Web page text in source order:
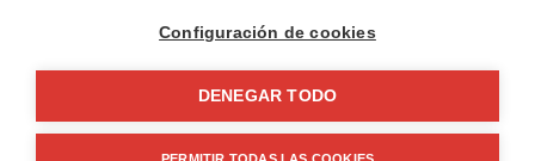
© 2026 Hablamos, Spanish School.
All rights reserved
Configuración de cookies
DENEGAR TODO